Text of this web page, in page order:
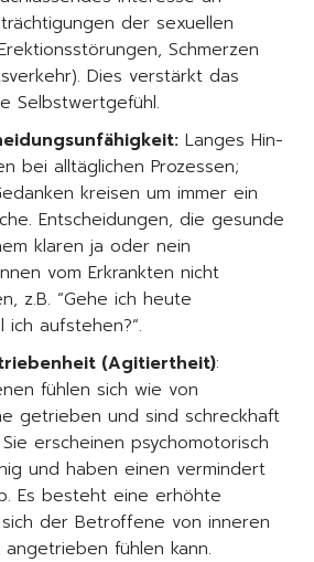
der sexuellen
Schmerzen
Dies verstärkt das
Selbstwertgefühl.
Langes Hin-
bei alltäglichen Prozessen;
kreisen um immer ein
Entscheidungen, die gesunde
klaren ja oder nein
vom Erkrankten nicht
z.B. “Gehe ich heute
ich aufstehen?“.
(Agitiertheit):
fühlen sich wie von
getrieben und sind schreckhaft
erscheinen psychomotorisch
und haben einen vermindert
Es besteht eine erhöhte
der Betroffene von inneren
fühlen kann.